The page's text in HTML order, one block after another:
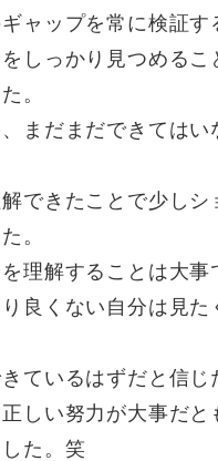
ャップを常に検証す
しっかり見つめるこ
。
まだまだできてはい
できたことで少しシ
。
理解することは大事
良くない自分は見た
ているはずだと信じ
正しい努力が大事だと
た。笑